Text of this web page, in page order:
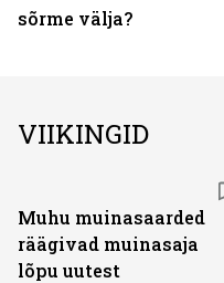
sõrme välja?
VIIKINGID
Muhu muinasaarded
räägivad muinasaja
lõpu uutest